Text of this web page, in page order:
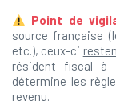
Point de
source française
etc.), ceux-ci
résident fiscal à
détermine les
revenu.